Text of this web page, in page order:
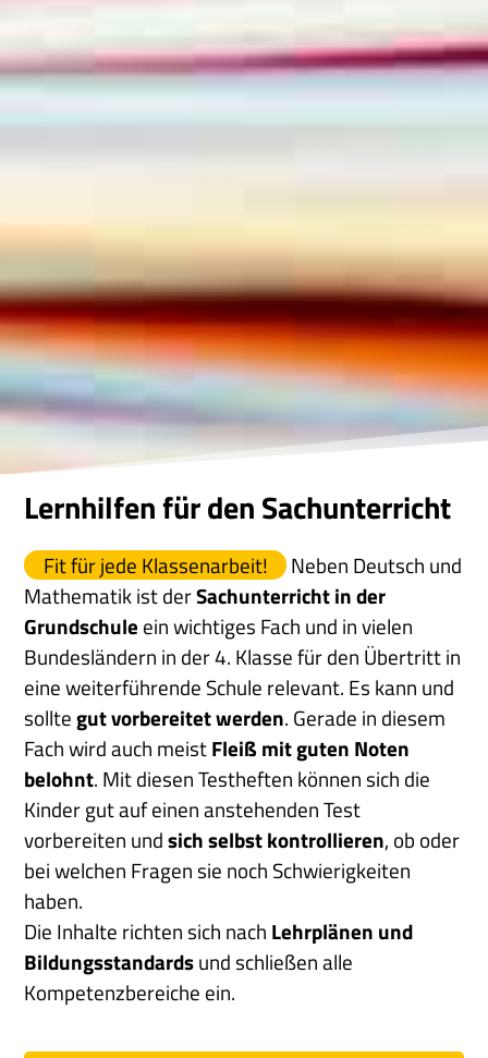
Lernhilfen für den Sachunterricht
Fit für jede Klassenarbeit!
Neben Deutsch und
Mathematik ist derSachunterricht in der
Grundschule ein wichtiges Fach und in vielen
Bundesländern in der 4. Klasse für den Übertritt in
eine weiterführende Schule relevant. Es kann und
solltegut vorbereitet werden. Gerade in diesem
Fach wird auch meistFleiß mit guten Noten
belohnt. Mit diesen Testheften können sich die
Kinder gut auf einen anstehenden Test
vorbereiten undsich selbst kontrollieren, ob oder
bei welchen Fragen sie noch Schwierigkeiten
haben.
Die Inhalte richten sich nach Lehrplänen und
Bildungsstandardsund schließen alle
Kompetenzbereiche ein.